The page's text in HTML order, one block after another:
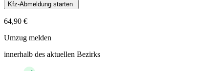
Kfz-Abmeldung starten
64,90 €
Umzug melden
innerhalb des aktuellen Bezirks